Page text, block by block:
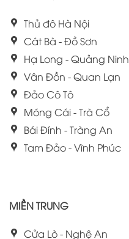
Thủ đô Hà Nội
Cát Bà - Đồ Sơn
Hạ Long - Quảng Ninh
Vân Đồn - Quan Lạn
Đảo Cô Tô
Móng Cái - Trà Cổ
Bái Đính - Tràng An
Tam Đảo - Vĩnh Phúc
MIỀN TRUNG
Cửa Lò - Nghệ An